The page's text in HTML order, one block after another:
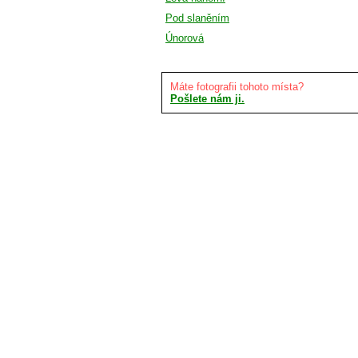
Pod slaněním
Únorová
Máte fotografii tohoto místa?
Pošlete nám ji.